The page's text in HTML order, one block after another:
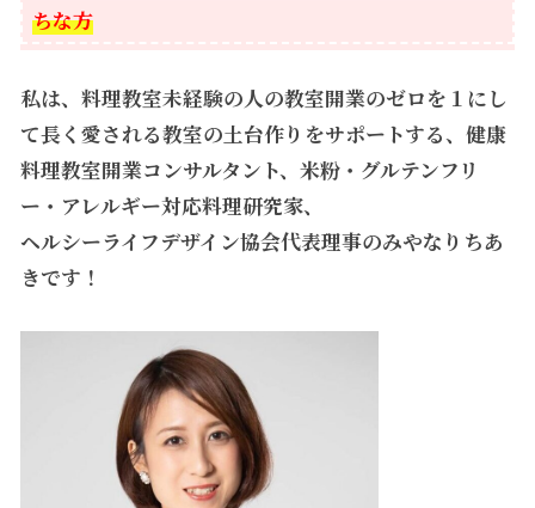
ちな方
私は、料理教室未経験の人の教室開業のゼロを１にし
て長く愛される教室の土台作りをサポートする、健康
料理教室開業コンサルタント、 米粉・グルテンフリ
ー・アレルギー対応料理研究家、
ヘルシーライフデザイン協会代表理事のみやなりちあ
きです！